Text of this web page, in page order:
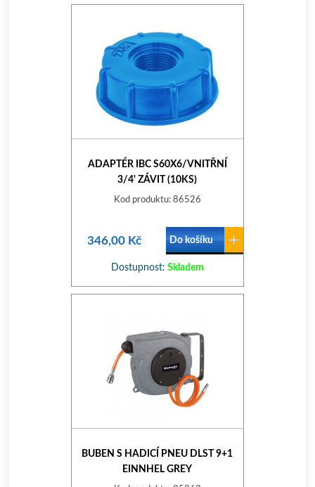
ADAPTÉR IBC S60X6/VNITŘNÍ
3/4' ZÁVIT (10KS)
Kod produktu: 86526
346,00 Kč Do košíku
Dostupnost: Skladem
BUBEN S HADICÍ PNEU DLST 9+1
EINNHEL GREY